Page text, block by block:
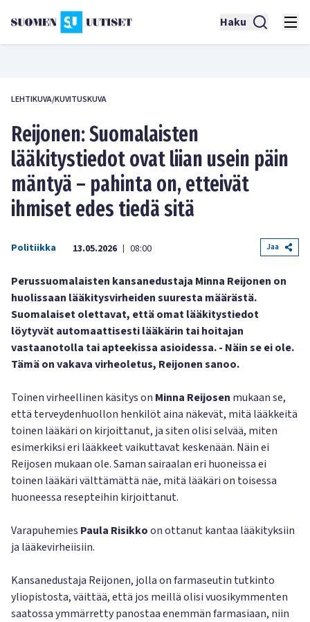
Haku
LEHTIKUVA/KUVITUSKUVA
Reijonen: Suomalaisten
lääkitystiedot ovat liian usein päin
mäntyä – pahinta on, etteivät
ihmiset edes tiedä sitä
Politiikka 13.05.2026 | 08:00 Jaa
Perussuomalaisten kansanedustaja Minna Reijonen on
huolissaan lääkitysvirheiden suuresta määrästä.
Suomalaiset olettavat, että omat lääkitystiedot
löytyvät automaattisesti lääkärin tai hoitajan
vastaanotolla tai apteekissa asioidessa. - Näin se ei ole.
Tämä on vakava virheoletus, Reijonen sanoo.
Toinen virheellinen käsitys on Minna Reijosen mukaan se,
että terveydenhuollon henkilöt aina näkevät, mitä lääkkeitä
toinen lääkäri on kirjoittanut, ja siten olisi selvää, miten
esimerkiksi eri lääkkeet vaikuttavat keskenään. Näin ei
Reijosen mukaan ole. Saman sairaalan eri huoneissa ei
toinen lääkäri välttämättä näe, mitä lääkäri on toisessa
huoneessa resepteihin kirjoittanut.
Varapuhemies Paula Risikkoon ottanut kantaa lääkityksiin
ja lääkevirheiisiin.
Kansanedustaja Reijonen, jolla on farmaseutin tutkinto
yliopistosta, väittää, että jos meillä olisi vuosikymmenten
saatossa ymmärretty panostaa enemmän farmasiaan, niin